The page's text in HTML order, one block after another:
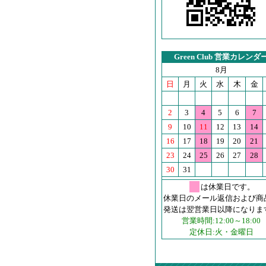
Green Club 営業カレンダ
8月
日
月 火 水 木 金
2
3 4 5 6 7
9
10 11 12 13 14
16
17 18 19 20 21
23
24 25 26 27 28
30
31
は休業日です。
休業日のメール返信および商
発送は翌営業日以降になりま
営業時間:12:00～18:00
定休日:火・金曜日